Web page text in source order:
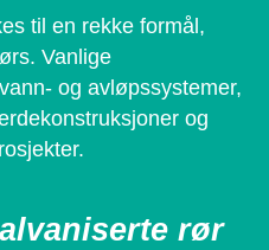
til en rekke formål,
Vanlige
og avløpssystemer,
og
rør